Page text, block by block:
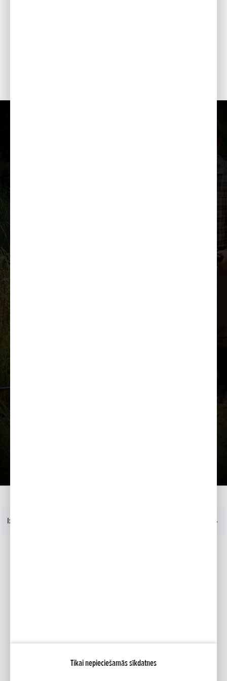
Tikai nepieciešamās sīkdatnes
Izvēlne
Mana Honda